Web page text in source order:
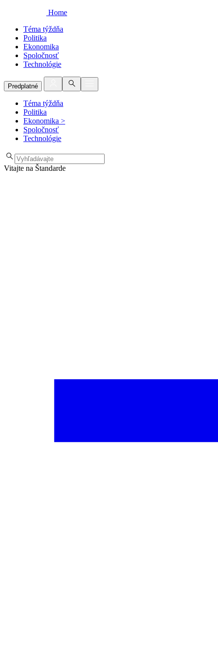
Home
Téma týždňa
Politika
Ekonomika
Spoločnosť
Technológie
Predplatné
Téma týždňa
Politika
Ekonomika >
Spoločnosť
Technológie
Vitajte na Štandarde